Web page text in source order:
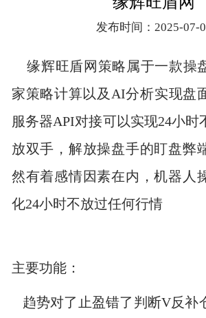
发布时间：2025-07-
缘辉旺盾网策略属于一款操
家策略计算以及AI分析实现盘
服务器API对接可以实现24小时
放双手，解放操盘手的盯盘弊
然有着感情因素在内，机器人
化24小时不放过任何行情
主要功能：
趋势对了止盈错了判断V反补